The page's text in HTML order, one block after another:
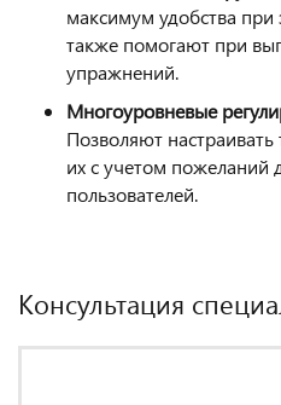
максимум удобства при
также помогают при
упражнений.
Многоуровневые
Позволяют
их с учетом пожеланий
пользователей.
Консультация